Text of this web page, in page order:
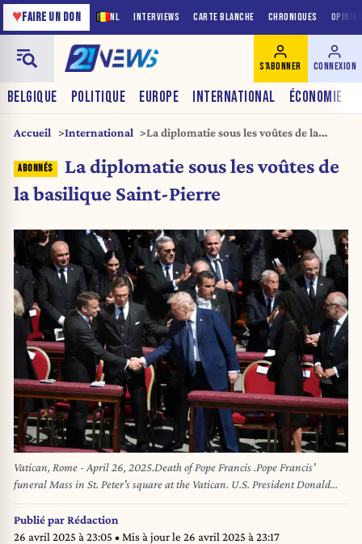
NL INTERVIEWS CARTE BLANCHE CHRONIQUES
♥FAIRE UN DON
BELGIQUE POLITIQUE EUROPE INTERNATIONAL ÉCONOMIE
S'ABONNER CONNEXION
Accueil International
La diplomatie sous les voûtes de la
La diplomatie sous les voûtes de
la basilique Saint-Pierre
Vatican, Rome - April 26, 2025.Death of Pope Francis .Pope Francis'
funeral Mass in St. Peter's square at the Vatican. U.S. President Donald
Trump and french President Emmanuel Macron.Brigitte Macron,
Emanuel Macron, Alexander Stubb ( Finland ) - Donald Trump and
Melania Trump ..
Publié parRédaction
26 avril 2025 à 23:05 • Mis à jour le 26 avril 2025 à 23:17